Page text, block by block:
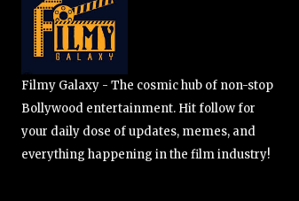
Filmy Galaxy - The cosmic hub of non-stop
Bollywood entertainment. Hit follow for
your daily dose of updates, memes, and
everything happening in the film industry!